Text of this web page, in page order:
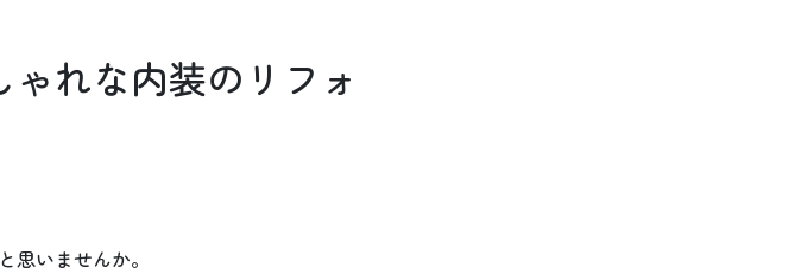
れな内装のリフォ
思いませんか。